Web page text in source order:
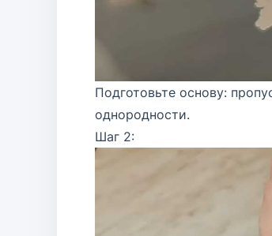
Подготовьте основу:
однородности.
Шаг 2: